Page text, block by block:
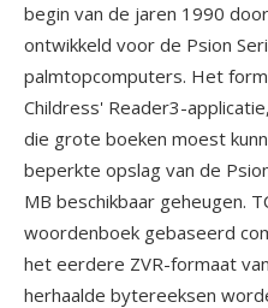
begin van de jaren 1990
ontwikkeld voor de Psion
palmtopcomputers. Het
Childress' Reader3-
die grote boeken moest
beperkte opslag van de
MB beschikbaar geheugen.
woordenboek gebaseerd
het eerdere ZVR-formaat
herhaalde bytereeksen